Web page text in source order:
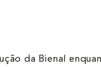
da Bienal